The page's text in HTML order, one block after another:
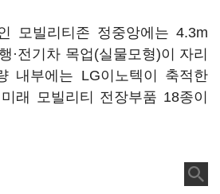
모빌리티존 정중앙에는 4.3m
·전기차 목업(실물모형)이 자리
내부에는 LG이노텍이 축적한
래 모빌리티 전장부품 18종이